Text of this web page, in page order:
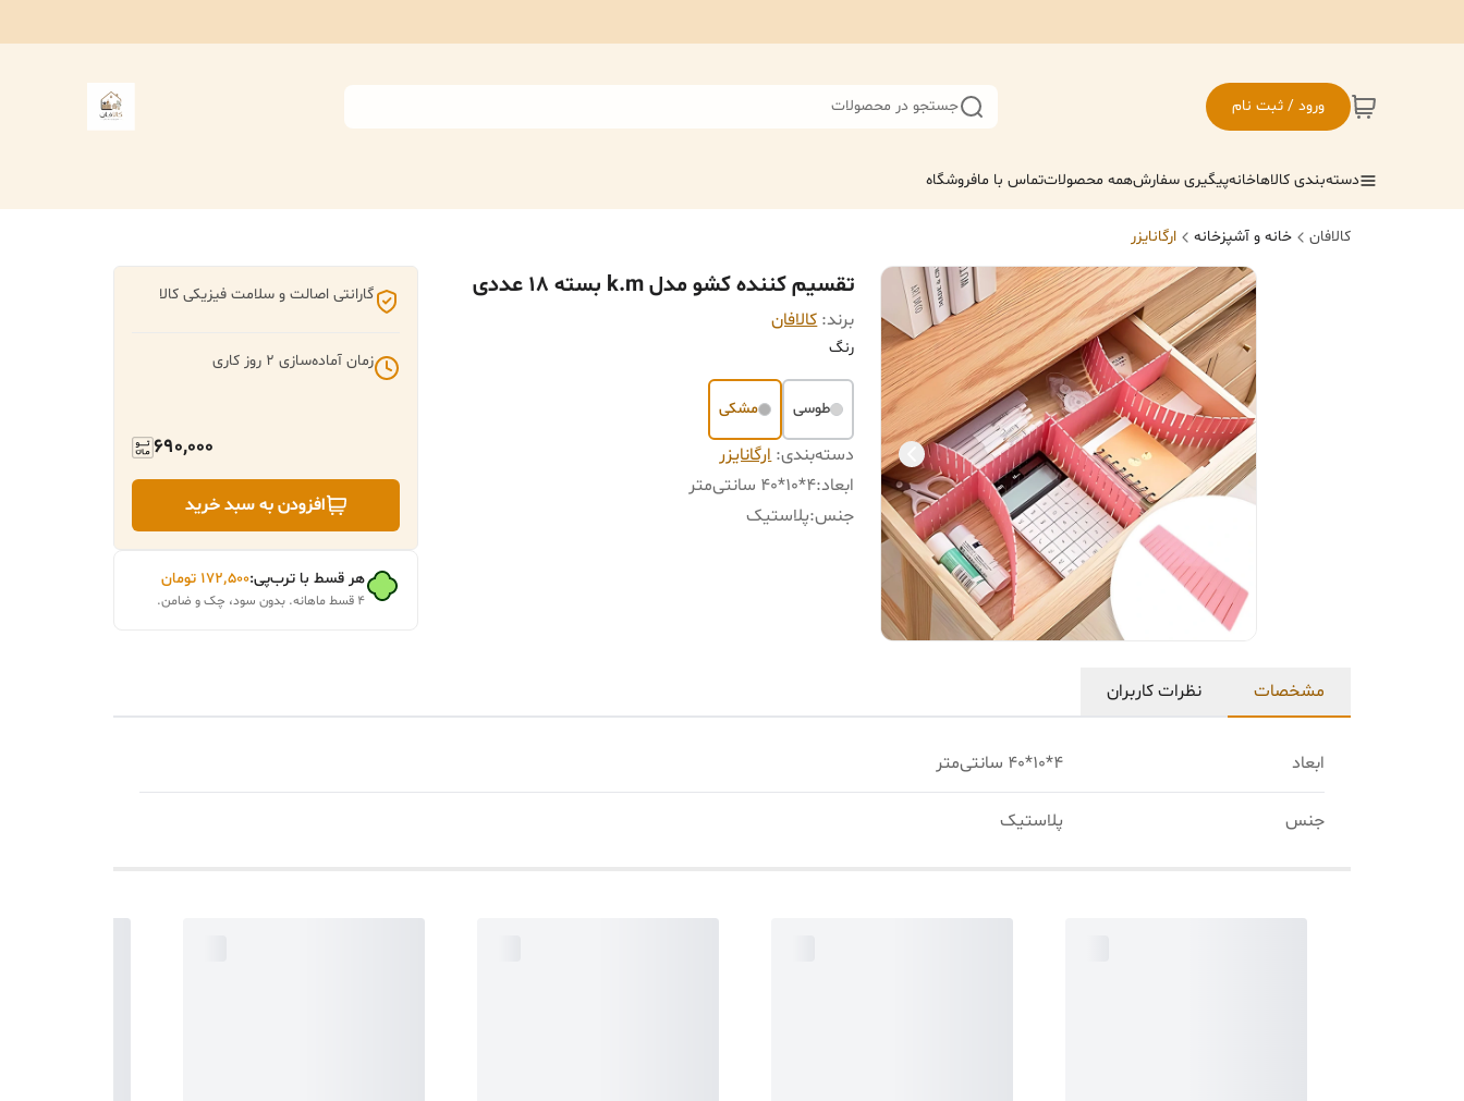
ورود / ثبت نام جستجو در محصولات
دسته‌بندی کالاهاخانهپیگیری سفارشهمه محصولاتتماس با مافروشگاه
کالافان خانه و آشپزخانه ارگانایزر
تقسیم کننده کشو مدل k.m بسته 18 عددی
برند: کالافان
رنگ
طوسی مشکی
دسته‌بندی:ارگانایزر
ابعاد:4*10*40 سانتی‌متر
جنس:پلاستیک
گارانتی اصالت و سلامت فیزیکی کالا
زمان آماده‌سازی 2 روز کاری
690,000
افزودن به سبد خرید
هر قسط با ترب‌پی:۱۷۲٬۵۰۰ تومان
۴ قسط ماهانه. بدون سود، چک و ضامن.
مشخصات نظرات کاربران
ابعاد 4*10*40 سانتی‌متر
جنس پلاستیک